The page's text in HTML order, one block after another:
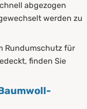
abgezogen
werden zu
Rundumschutz für
finden Sie